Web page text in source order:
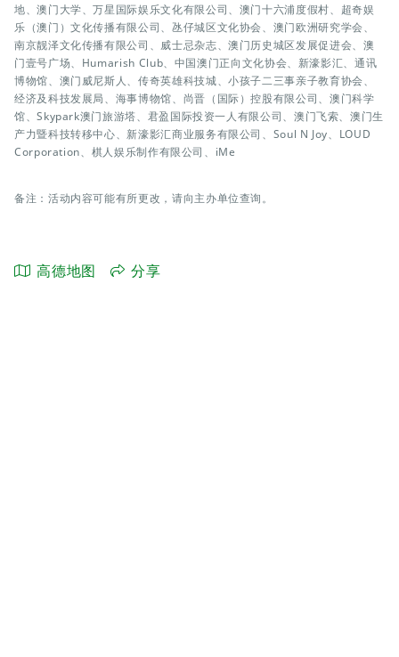
地、澳门大学、万星国际娱乐文化有限公司、澳门十六浦度假村、超奇娱
乐（澳门）文化传播有限公司、氹仔城区文化协会、澳门欧洲研究学会、
南京靓泽文化传播有限公司、威士忌杂志、澳门历史城区发展促进会、澳
门壹号广场、Humarish Club、中国澳门正向文化协会、新濠影汇、通讯
博物馆、澳门威尼斯人、传奇英雄科技城、小孩子二三事亲子教育协会、
经济及科技发展局、海事博物馆、尚晋（国际）控股有限公司、澳门科学
馆、Skypark澳门旅游塔、君盈国际投资一人有限公司、澳门飞索、澳门生
产力暨科技转移中心、新濠影汇商业服务有限公司、Soul N Joy、LOUD
Corporation、棋人娱乐制作有限公司、iMe
备注：活动内容可能有所更改，请向主办单位查询。
高德地图 分享